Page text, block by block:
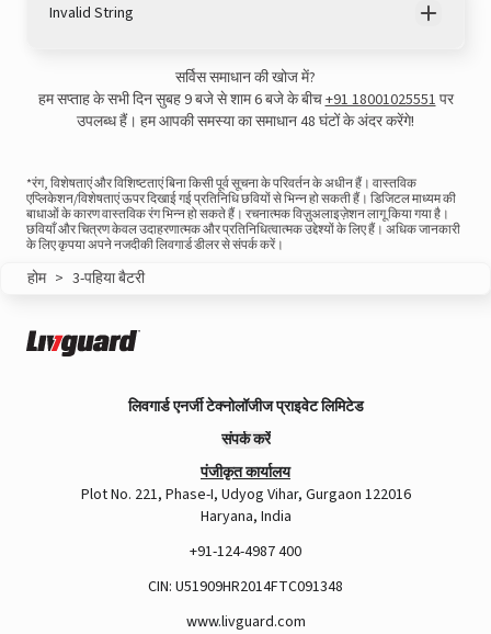
View this post on Instagram
Invalid String
सर्विस समाधान की खोज में?
हम सप्ताह के सभी दिन सुबह 9 बजे से शाम 6 बजे के बीच+91 18001025551 पर
उपलब्ध हैं। हम आपकी समस्या का समाधान 48 घंटों के अंदर करेंगे!
*रंग, विशेषताएं और विशिष्टताएं बिना किसी पूर्व सूचना के परिवर्तन के अधीन हैं। वास्तविक
एप्लिकेशन/विशेषताएं ऊपर दिखाई गई प्रतिनिधि छवियों से भिन्न हो सकती हैं। डिजिटल माध्यम की
बाधाओं के कारण वास्तविक रंग भिन्न हो सकते हैं। रचनात्मक विज़ुअलाइज़ेशन लागू किया गया है।
छवियाँ और चित्रण केवल उदाहरणात्मक और प्रतिनिधित्वात्मक उद्देश्यों के लिए हैं। अधिक जानकारी
के लिए कृपया अपने नजदीकी लिवगार्ड डीलर से संपर्क करें।
होम > 3-पहिया बैटरी
लिवगार्ड एनर्जी टेक्नोलॉजीज प्राइवेट लिमिटेड
संपर्क करें
पंजीकृत कार्यालय
Plot No. 221, Phase-I, Udyog Vihar, Gurgaon 122016
Haryana, India
+91-124-4987 400
CIN: U51909HR2014FTC091348
www.livguard.com